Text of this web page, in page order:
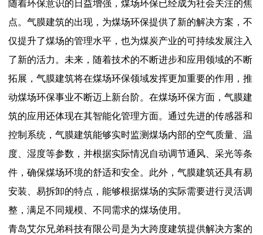
随着环保意识的日益增强，煤场环保已经成为社会关注的焦
点。气膜建筑的出现，为煤场环保提供了新的解决方案，不
仅提升了煤场的管理水平，也为煤炭产业的可持续发展注入
了新的活力。未来，随着技术的不断进步和应用领域的不断
拓展，气膜建筑将在煤场环保领域发挥更加重要的作用，推
动煤场环保事业不断迈上新台阶。在煤场环保方面，气膜建
筑的应用还体现在其智能化管理方面。通过先进的传感器和
控制系统，气膜建筑能够实时监测煤场内部的空气质量、温
度、湿度等参数，并根据实际情况自动调节通风、采光等条
件，确保煤场环境的舒适和安全。此外，气膜建筑还具有易
安装、易拆卸的特点，能够根据煤场的实际需要进行灵活调
整，满足不同规模、不同需求的煤场使用。
青岛艾尔兄弟科技有限公司是为大跨度建筑提供解决方案的